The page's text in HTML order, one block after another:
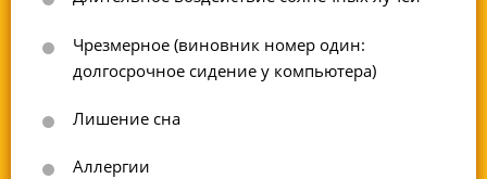
Чрезмерное (виновник номер один:
долгосрочное сидение у компьютера)
Лишение сна
Аллергии